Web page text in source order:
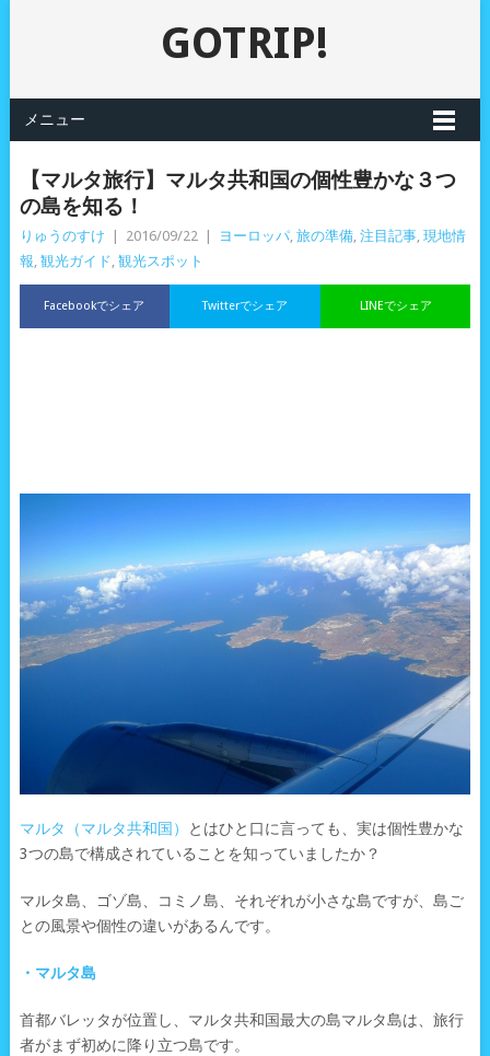
GOTRIP!
メニュー
【マルタ旅行】マルタ共和国の個性豊かな３つ
の島を知る！
りゅうのすけ 2016/09/22 ヨーロッパ, 旅の準備, 注目記事, 現地情
報, 観光ガイド, 観光スポット
Facebookでシェア LINEでシェア
Twitterでシェア
マルタ（マルタ共和国）
とはひと口に言っても、実は個性豊かな
3つの島で構成されていることを知っていましたか？
マルタ島、ゴゾ島、コミノ島、それぞれが小さな島ですが、島ご
との風景や個性の違いがあるんです。
・マルタ島
首都バレッタが位置し、マルタ共和国最大の島マルタ島は、旅行
者がまず初めに降り立つ島です。